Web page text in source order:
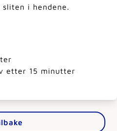
i hendene.
etter 15 minutter